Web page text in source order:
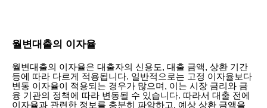
월변대출의 이자율
월변대출의 이자율은 대출자의 신용도, 대출 금액, 상환 기간
등에 따라 다르게 적용됩니다. 일반적으로는 고정 이자율보다
변동 이자율이 적용되는 경우가 많으며, 이는 시장 금리와 금
융 기관의 정책에 따라 변동될 수 있습니다. 따라서 대출 전에
이자율과 관련한 정보를 충분히 파악하고, 예상 상환 금액을